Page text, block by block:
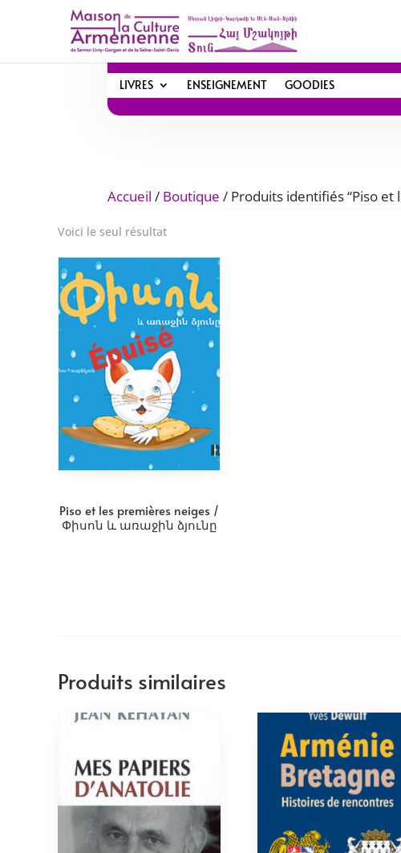
LIVRES ENSEIGNEMENT GOODIES
Accueil / Boutique / Produits identifiés “Piso
Voici le seul résultat
Piso et les premières neiges /
Փիսոն և առաջին ձյունը
Produits similaires